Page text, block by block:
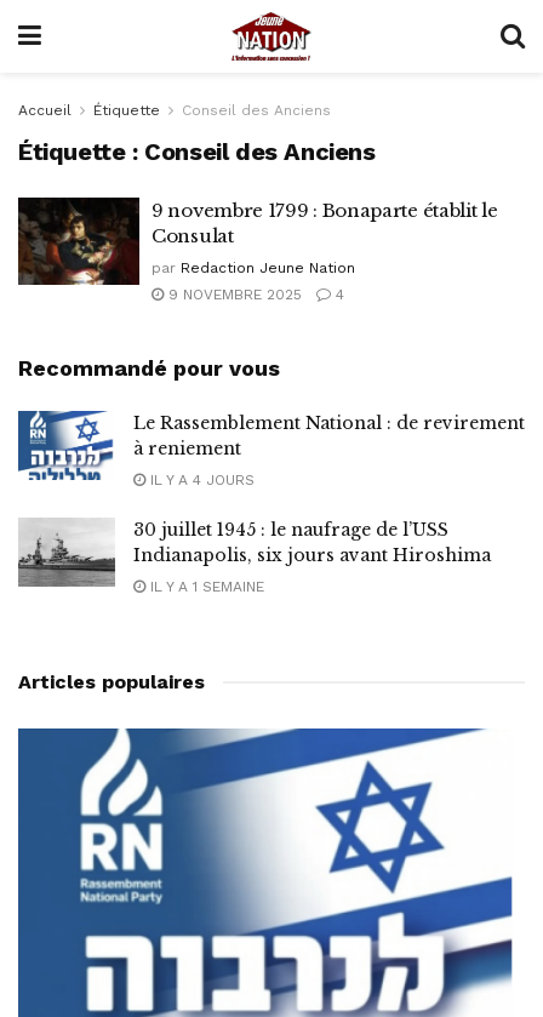
Accueil Étiquette Conseil des Anciens
Étiquette : Conseil des Anciens
9 novembre 1799 : Bonaparte établit le
Consulat
par Redaction Jeune Nation
9 NOVEMBRE 2025
4
Recommandé pour vous
Le Rassemblement National : de revirement
à reniement
IL Y A 4 JOURS
30 juillet 1945 : le naufrage de l’USS
Indianapolis, six jours avant Hiroshima
IL Y A 1 SEMAINE
Articles populaires